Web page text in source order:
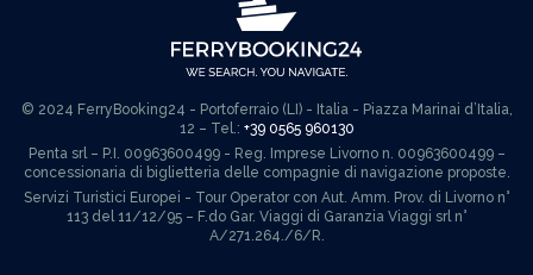
© 2024 FerryBooking24 - Portoferraio (LI) - Italia - Piazza Marinai d’Italia,
12 – Tel.: +39 0565 960130
Penta srl – P.I. 00963600499 - Reg. Imprese Livorno n. 00963600499 –
concessionaria di biglietteria delle compagnie di navigazione proposte.
Servizi Turistici Europei - Tour Operator con Aut. Amm. Prov. di Livorno n°
113 del 11/12/95 – F.do Gar. Viaggi di Garanzia Viaggi srl n°
A/271.264./6/R.